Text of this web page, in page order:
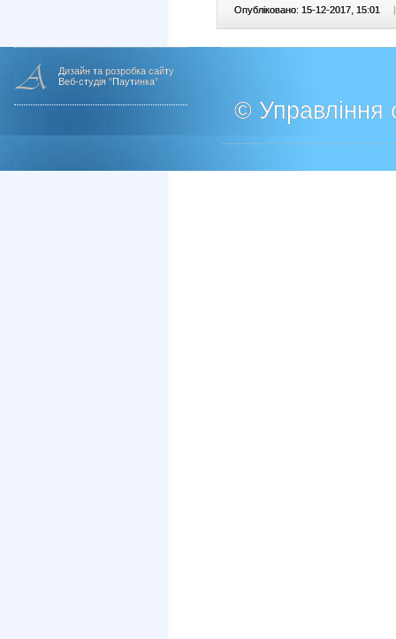
Опубліковано: 15-12-2017, 15:01 |
Дизайн та розробка сайту
Веб-студія "Паутинка"
© Управління